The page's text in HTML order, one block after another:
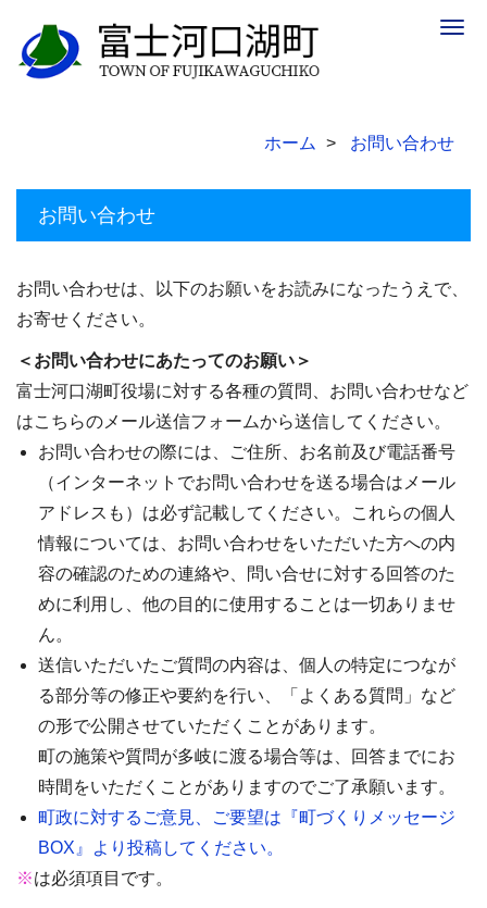
ホーム お問い合わせ
お問い合わせ
お問い合わせは、以下のお願いをお読みになったうえで、
お寄せください。
＜お問い合わせにあたってのお願い＞
富士河口湖町役場に対する各種の質問、お問い合わせなど
はこちらのメール送信フォームから送信してください。
お問い合わせの際には、ご住所、お名前及び電話番号
（インターネットでお問い合わせを送る場合はメール
アドレスも）は必ず記載してください。これらの個人
情報については、お問い合わせをいただいた方への内
容の確認のための連絡や、問い合せに対する回答のた
めに利用し、他の目的に使用することは一切ありませ
ん。
送信いただいたご質問の内容は、個人の特定につなが
る部分等の修正や要約を行い、「よくある質問」など
の形で公開させていただくことがあります。
町の施策や質問が多岐に渡る場合等は、回答までにお
時間をいただくことがありますのでご了承願います。
町政に対するご意見、ご要望は『町づくりメッセージ
BOX』より投稿してください。
※は必須項目です。